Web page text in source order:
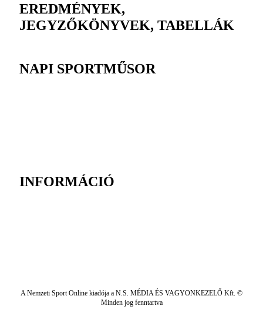
EREDMÉNYEK,
JEGYZŐKÖNYVEK, TABELLÁK
NAPI SPORTMŰSOR
INFORMÁCIÓ
A Nemzeti Sport Online kiadója a N.S. MÉDIA ÉS VAGYONKEZELŐ Kft. ©
Minden jog fenntartva